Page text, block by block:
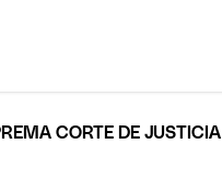
CORTE DE JUSTICIA